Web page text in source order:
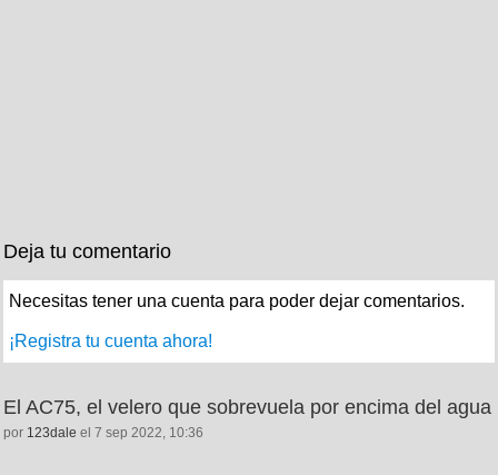
Deja tu comentario
Necesitas tener una cuenta para poder dejar comentarios.
¡Registra tu cuenta ahora!
El AC75, el velero que sobrevuela por encima del agua
por 123dale el 7 sep 2022, 10:36